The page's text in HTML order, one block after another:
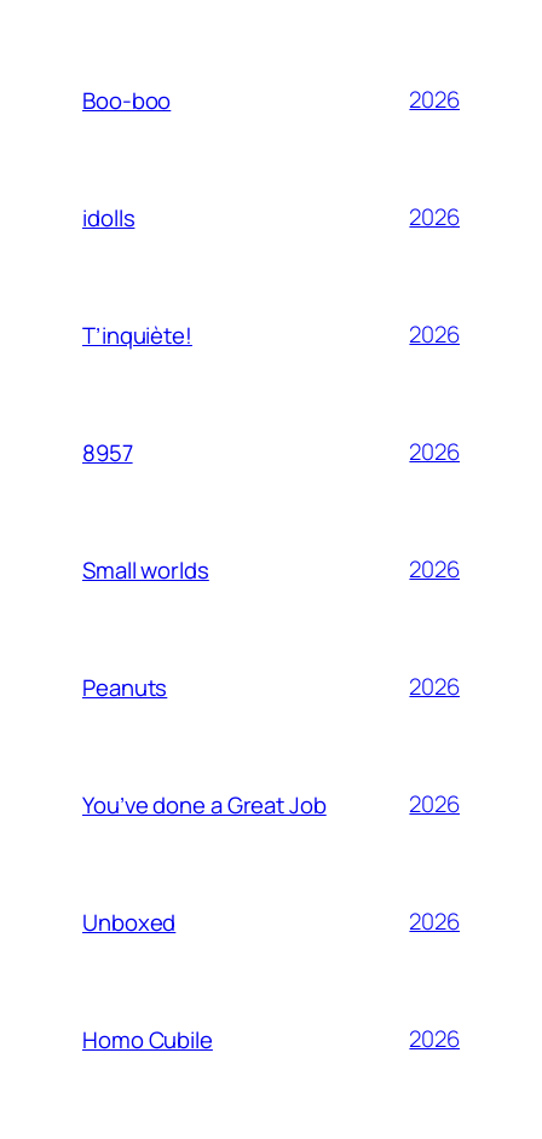
Boo-boo 2026
idolls 2026
T’inquiète! 2026
8957 2026
Small worlds 2026
Peanuts 2026
You’ve done a Great Job 2026
Unboxed 2026
Homo Cubile 2026